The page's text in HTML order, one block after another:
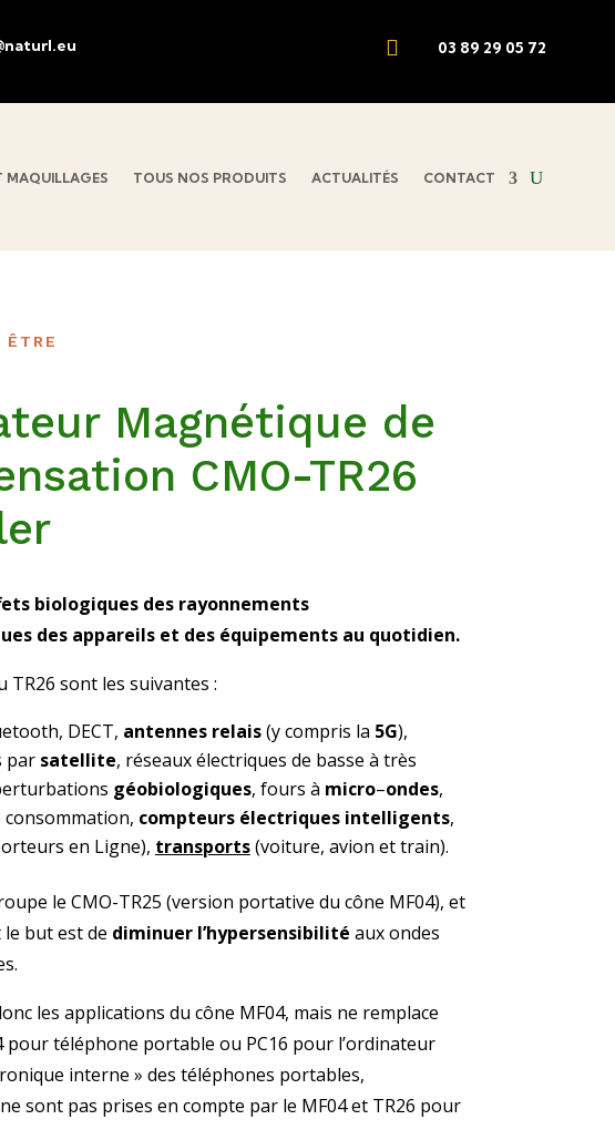
 03 89 29 05 72
MAQUILLAGES TOUS NOS PRODUITS ACTUALITÉS CONTACT
ÊTRE
Magnétique de
CMO-TR26
biologiques des rayonnements
des appareils et des équipements au quotidien.
TR26 sont les suivantes :
DECT, antennes relais(y compris la 5G),
par satellite, réseaux électriques de basse à très
géobiologiques, fours à micro–ondes,
compteurs électriques intelligents,
en Ligne), transports(voiture, avion et train).
le CMO-TR25 (version portative du cône MF04), et
le but est de diminuer l’hypersensibilité aux ondes
les applications du cône MF04, mais ne remplace
pour téléphone portable ou PC16 pour l’ordinateur
interne » des téléphones portables,
sont pas prises en compte par le MF04 et TR26 pour